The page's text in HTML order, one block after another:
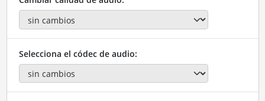
Selecciona el códec de audio: